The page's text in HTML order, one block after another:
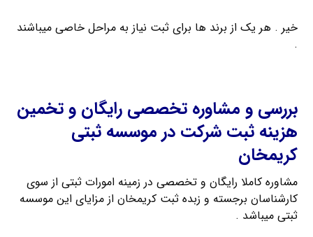
خیر . هر یک از برند ها برای ثبت نیاز به مراحل خاصی میباشند
.
بررسی و مشاوره تخصصی رایگان و تخمین
هزینه ثبت شرکت در موسسه ثبتی
کریمخان
مشاوره کاملا رایگان و تخصصی در زمینه امورات ثبتی از سوی
کارشناسان برجسته و زبده ثبت کریمخان از مزایای این موسسه
ثبتی میباشد .